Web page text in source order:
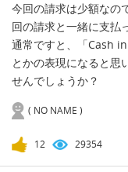
今回の請求は少額なの
回の請求と一緒に支払
通常ですと、「Cash
とかの表現になると思
せんでしょうか？
( NO NAME )
12 29354